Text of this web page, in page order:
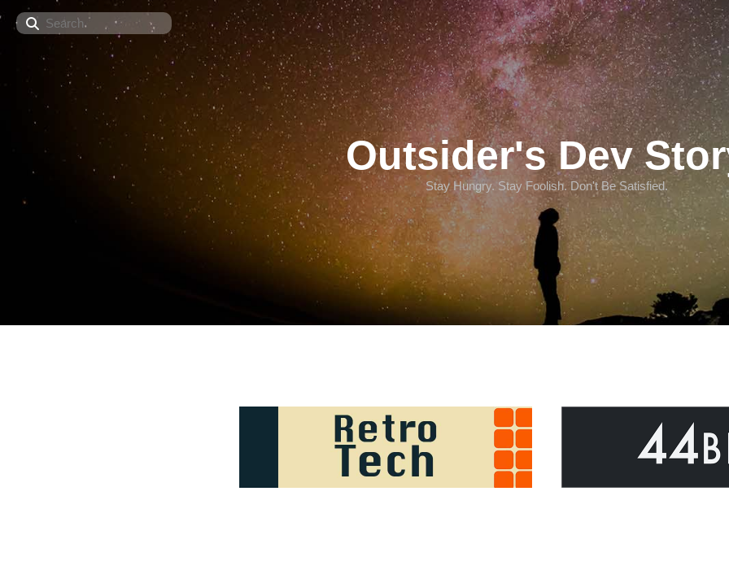
Search
Outsider's Dev
Stay Hungry. Stay Foolish. Don't Be Satisfied.